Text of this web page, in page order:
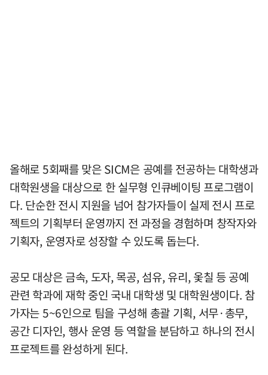
올해로 5회째를 맞은 SICM은 공예를 전공하는 대학생과
대학원생을 대상으로 한 실무형 인큐베이팅 프로그램이
다. 단순한 전시 지원을 넘어 참가자들이 실제 전시 프로
젝트의 기획부터 운영까지 전 과정을 경험하며 창작자와
기획자, 운영자로 성장할 수 있도록 돕는다.
공모 대상은 금속, 도자, 목공, 섬유, 유리, 옻칠 등 공예
관련 학과에 재학 중인 국내 대학생 및 대학원생이다. 참
가자는 5~6인으로 팀을 구성해 총괄 기획, 서무·총무,
공간 디자인, 행사 운영 등 역할을 분담하고 하나의 전시
프로젝트를 완성하게 된다.